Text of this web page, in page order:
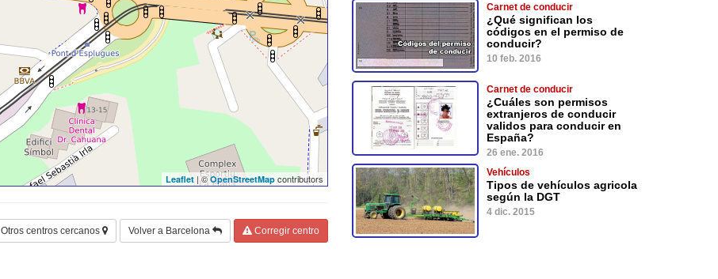
Leaflet | ©OpenStreetMap contributors
Otros centros cercanos Volver a Barcelona Corregir centro
Carnet de conducir
¿Qué significan los
códigos en el permiso de
conducir?
10 feb. 2016
Carnet de conducir
¿Cuáles son permisos
extranjeros de conducir
validos para conducir en
España?
26 ene. 2016
Vehículos
Tipos de vehículos agricola
según la DGT
4 dic. 2015